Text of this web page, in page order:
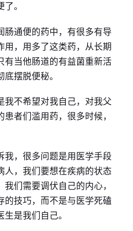
。
肠通便的药中，有很多有导
用，用多了这类药，从长期
有当他肠道的有益菌重新活
摆脱便秘。
我不希望对我自己，对我父
者们滥用药，很多时候，
我，很多问题是用医学手段
人，我们要想在疾病的状态
们需要调伏自己的内心，
的技巧，而不是与医学死磕
是我们自己。